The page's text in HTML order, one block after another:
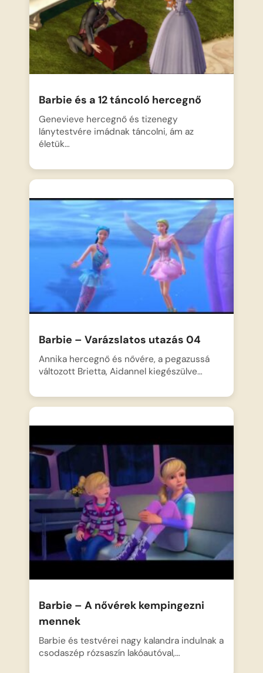
Barbie és a 12 táncoló hercegnő
Genevieve hercegnő és tizenegy
lánytestvére imádnak táncolni, ám az
életük…
Barbie – Varázslatos utazás 04
Annika hercegnő és nővére, a pegazussá
változott Brietta, Aidannel kiegészülve…
Barbie – A nővérek kempingezni
mennek
Barbie és testvérei nagy kalandra indulnak a
csodaszép rózsaszín lakóautóval,…